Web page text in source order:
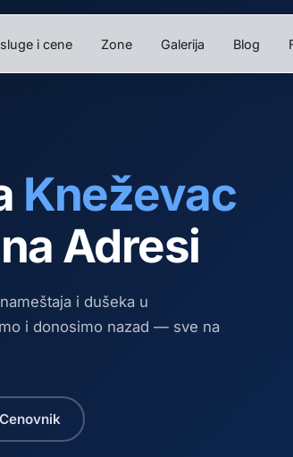
i cene Zone Galerija Blog
Kneževac
Adresi
i dušeka u
i donosimo nazad — sve na